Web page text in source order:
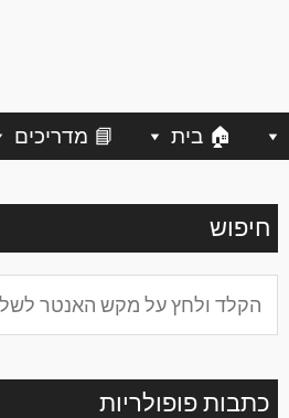
🏠 בית 📘 מדריכים
חיפוש
כתבות פופולריות